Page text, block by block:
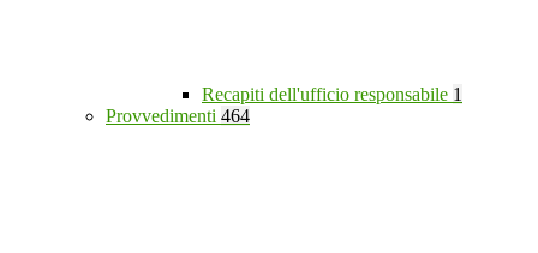
Recapiti dell'ufficio responsabile 1
Provvedimenti 464